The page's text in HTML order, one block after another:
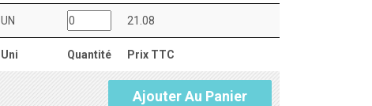
Uni Quantité Prix TTC
UN 21.08
Ajouter Au Panier